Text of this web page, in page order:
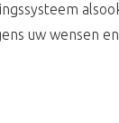
uw wensen